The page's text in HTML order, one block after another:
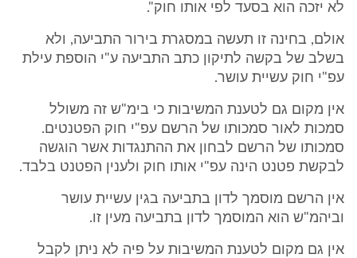
לא יזכה הוא בסעד לפי אותו חוק".
אולם, בחינה זו תעשה במסגרת בירור התביעה, ולא
בשלב של בקשה לתיקון כתב התביעה ע"י הוספת עילת
עפ"י חוק עשיית עושר.
אין מקום גם לטענת המשיבות כי בימ"ש זה משולל
סמכות לאור סמכותו של הרשם עפ"י חוק הפטנטים.
סמכותו של הרשם לבחון את ההתנגדות אשר הוגשה
לבקשת פטנט הינה עפ"י אותו חוק ולענין הפטנט בלבד.
אין הרשם מוסמך לדון בתביעה בגין עשיית עושר
וביהמ"ש הוא המוסמך לדון בתביעה מעין זו.
אין גם מקום לטענת המשיבות על פיה לא ניתן לקבל